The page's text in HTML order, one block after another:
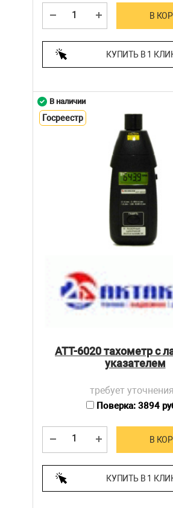
В
КУПИТЬ В 1
АТТ-6020 тахометр с
указателем
требует уточнения
Поверка: 3894
В
КУПИТЬ В 1
В наличии
Госреестр